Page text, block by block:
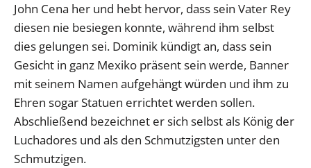
John Cena her und hebt hervor, dass sein Vater Rey
diesen nie besiegen konnte, während ihm selbst
dies gelungen sei. Dominik kündigt an, dass sein
Gesicht in ganz Mexiko präsent sein werde, Banner
mit seinem Namen aufgehängt würden und ihm zu
Ehren sogar Statuen errichtet werden sollen.
Abschließend bezeichnet er sich selbst als König der
Luchadores und als den Schmutzigsten unter den
Schmutzigen.